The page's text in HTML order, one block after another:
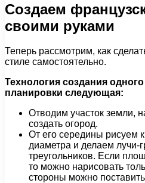
Создаем
своими руками
Теперь рассмотрим, как
стиле самостоятельно.
Технология создания
планировки следующая:
Отводим участок земли,
создать огород.
От его середины рисуем
диаметра и делаем лучи-
треугольников. Если
то можно нарисовать
стороны можно